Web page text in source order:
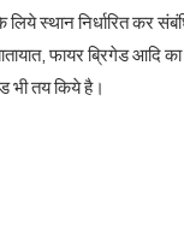
स्थान निर्धारित कर
फायर ब्रिगेड आदि का
भी तय किये है।